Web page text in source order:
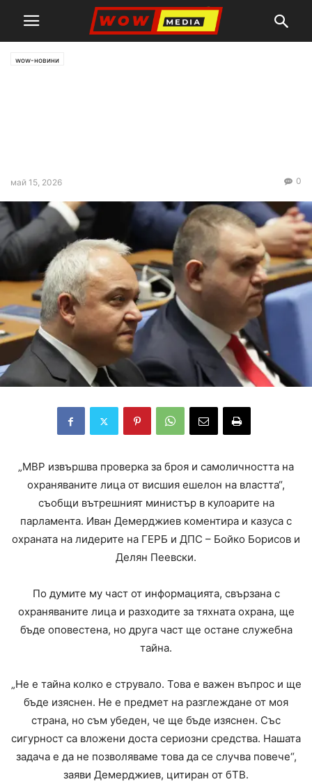
wow-новини
май 15, 2026 0
„МВР извършва проверка за броя и самоличността на
охраняваните лица от висшия ешелон на властта“,
съобщи вътрешният министър в кулоарите на
парламента. Иван Демерджиев коментира и казуса с
охраната на лидерите на ГЕРБ и ДПС – Бойко Борисов и
Делян Пеевски.
По думите му част от информацията, свързана с
охраняваните лица и разходите за тяхната охрана, ще
бъде оповестена, но друга част ще остане служебна
тайна.
„Не е тайна колко е струвало. Това е важен въпрос и ще
бъде изяснен. Не е предмет на разглеждане от моя
страна, но съм убеден, че ще бъде изяснен. Със
сигурност са вложени доста сериозни средства. Нашата
задача е да не позволяваме това да се случва повече“,
заяви Демерджиев, цитиран от бТВ.